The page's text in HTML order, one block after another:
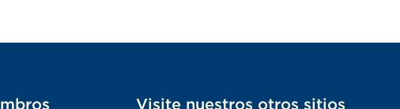
Visite nuestros otros sitios